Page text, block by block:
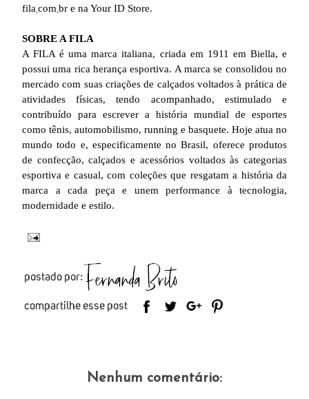
fila܂com܂br e na Your ID Store.
SOBRE A FILA
A FILA é uma marca italiana, criada em 1911 em Biella, e
possui uma rica herança esportiva. A marca se consolidou no
mercado com suas criações de calçados voltados à prática de
atividades físicas, tendo acompanhado, estimulado e
contribuído para escrever a história mundial de esportes
como tênis, automobilismo, running e basquete. Hoje atua no
mundo todo e, especificamente no Brasil, oferece produtos
de confecção, calçados e acessórios voltados às categorias
esportiva e casual, com coleções que resgatam a história da
marca a cada peça e unem performance à tecnologia,
modernidade e estilo.
Nenhum comentário: